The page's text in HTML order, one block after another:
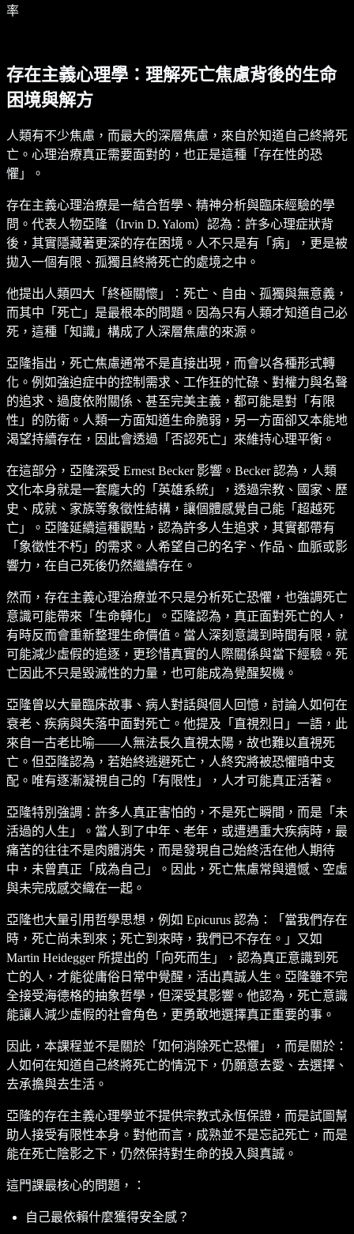
率
存在主義心理學：理解死亡焦慮背後的生命
困境與解方
人類有不少焦慮，而最大的深層焦慮，來自於知道自己終將死
亡。心理治療真正需要面對的，也正是這種「存在性的恐
懼」。
存在主義心理治療是一結合哲學、精神分析與臨床經驗的學
問。代表人物亞隆（Irvin D. Yalom）認為：許多心理症狀背
後，其實隱藏著更深的存在困境。人不只是有「病」，更是被
拋入一個有限、孤獨且終將死亡的處境之中。
他提出人類四大「終極關懷」：死亡、自由、孤獨與無意義，
而其中「死亡」是最根本的問題。因為只有人類才知道自己必
死，這種「知識」構成了人深層焦慮的來源。
亞隆指出，死亡焦慮通常不是直接出現，而會以各種形式轉
化。例如強迫症中的控制需求、工作狂的忙碌、對權力與名聲
的追求、過度依附關係、甚至完美主義，都可能是對「有限
性」的防衛。人類一方面知道生命脆弱，另一方面卻又本能地
渴望持續存在，因此會透過「否認死亡」來維持心理平衡。
在這部分，亞隆深受 Ernest Becker 影響。Becker 認為，人類
文化本身就是一套龐大的「英雄系統」，透過宗教、國家、歷
史、成就、家族等象徵性結構，讓個體感覺自己能「超越死
亡」。亞隆延續這種觀點，認為許多人生追求，其實都帶有
「象徵性不朽」的需求。人希望自己的名字、作品、血脈或影
響力，在自己死後仍然繼續存在。
然而，存在主義心理治療並不只是分析死亡恐懼，也強調死亡
意識可能帶來「生命轉化」。亞隆認為，真正面對死亡的人，
有時反而會重新整理生命價值。當人深刻意識到時間有限，就
可能減少虛假的追逐，更珍惜真實的人際關係與當下經驗。死
亡因此不只是毀滅性的力量，也可能成為覺醒契機。
亞隆曾以大量臨床故事、病人對話與個人回憶，討論人如何在
衰老、疾病與失落中面對死亡。他提及「直視烈日」一語，此
來自一古老比喻——人無法長久直視太陽，故也難以直視死
亡。但亞隆認為，若始終逃避死亡，人終究將被恐懼暗中支
配。唯有逐漸凝視自己的「有限性」，人才可能真正活著。
亞隆特別強調：許多人真正害怕的，不是死亡瞬間，而是「未
活過的人生」。當人到了中年、老年，或遭遇重大疾病時，最
痛苦的往往不是肉體消失，而是發現自己始終活在他人期待
中，未曾真正「成為自己」。因此，死亡焦慮常與遺憾、空虛
與未完成感交織在一起。
亞隆也大量引用哲學思想，例如 Epicurus 認為：「當我們存在
時，死亡尚未到來；死亡到來時，我們已不存在。」又如
Martin Heidegger 所提出的「向死而生」，認為真正意識到死
亡的人，才能從庸俗日常中覺醒，活出真誠人生。亞隆雖不完
全接受海德格的抽象哲學，但深受其影響。他認為，死亡意識
能讓人減少虛假的社會角色，更勇敢地選擇真正重要的事。
因此，本課程並不是關於「如何消除死亡恐懼」，而是關於：
人如何在知道自己終將死亡的情況下，仍願意去愛、去選擇、
去承擔與去生活。
亞隆的存在主義心理學並不提供宗教式永恆保證，而是試圖幫
助人接受有限性本身。對他而言，成熟並不是忘記死亡，而是
能在死亡陰影之下，仍然保持對生命的投入與真誠。
這門課最核心的問題，：
自己最依賴什麼獲得安全感？